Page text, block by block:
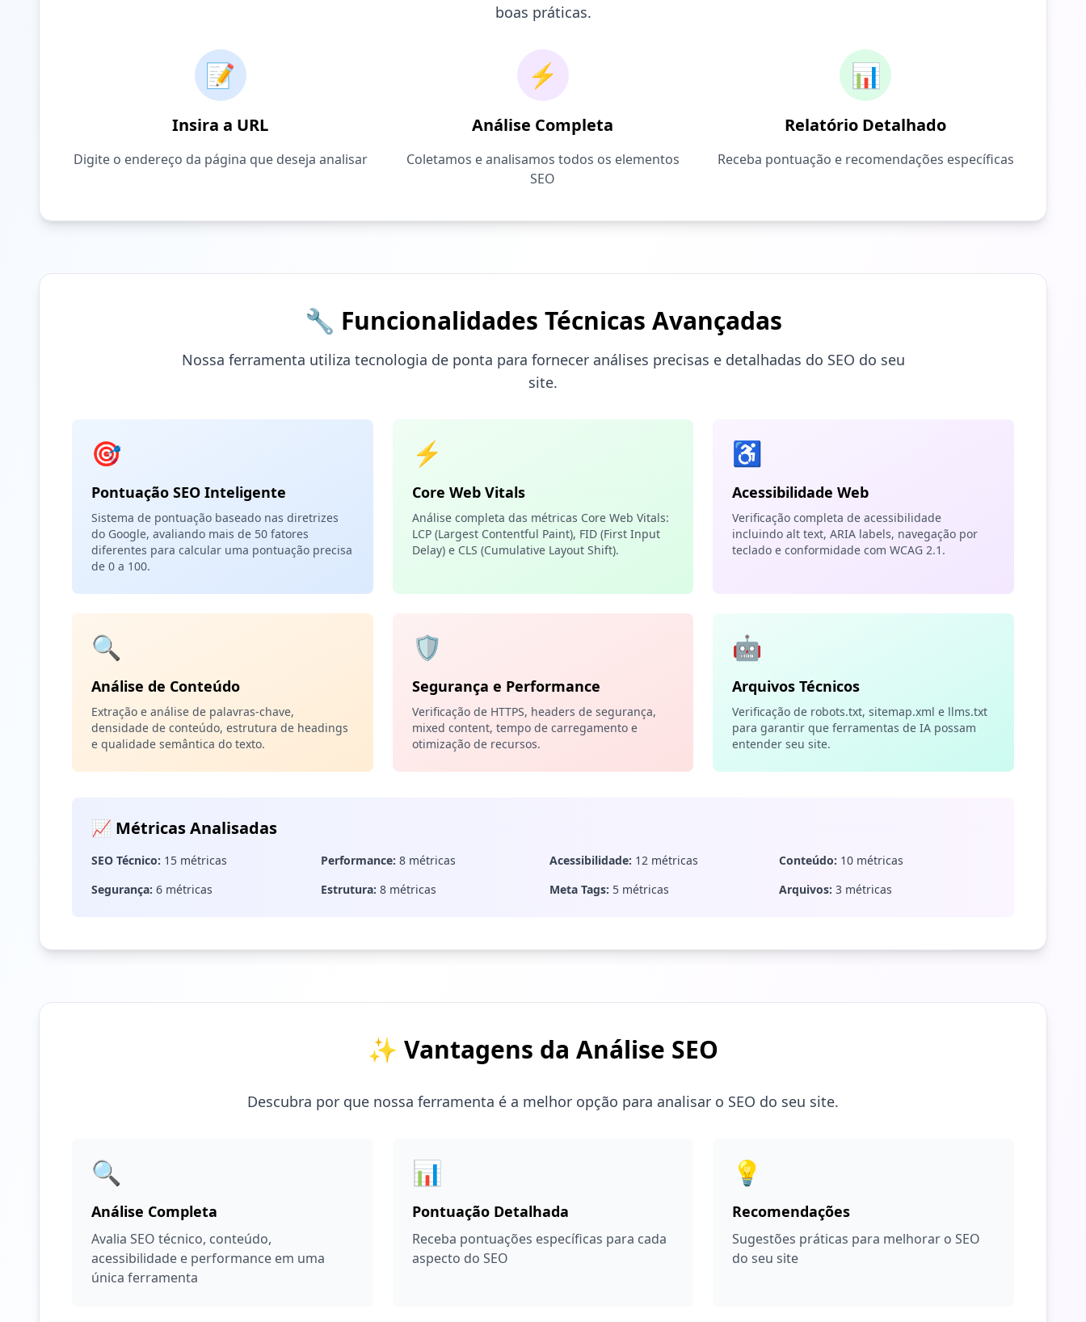
boas práticas.
📝
Insira a URL
Digite o endereço da página que deseja analisar
⚡
Análise Completa
Coletamos e analisamos todos os elementos
SEO
📊
Relatório Detalhado
Receba pontuação e recomendações específicas
🔧 Funcionalidades Técnicas Avançadas
Nossa ferramenta utiliza tecnologia de ponta para fornecer análises precisas e detalhadas do SEO do seu
site.
🎯
Pontuação SEO Inteligente
Sistema de pontuação baseado nas diretrizes
do Google, avaliando mais de 50 fatores
diferentes para calcular uma pontuação precisa
de 0 a 100.
⚡
Core Web Vitals
Análise completa das métricas Core Web Vitals:
LCP (Largest Contentful Paint), FID (First Input
Delay) e CLS (Cumulative Layout Shift).
♿
Acessibilidade Web
Verificação completa de acessibilidade
incluindo alt text, ARIA labels, navegação por
teclado e conformidade com WCAG 2.1.
🔍
Análise de Conteúdo
Extração e análise de palavras-chave,
densidade de conteúdo, estrutura de headings
e qualidade semântica do texto.
🛡️
Segurança e Performance
Verificação de HTTPS, headers de segurança,
mixed content, tempo de carregamento e
otimização de recursos.
🤖
Arquivos Técnicos
Verificação de robots.txt, sitemap.xml e llms.txt
para garantir que ferramentas de IA possam
entender seu site.
📈 Métricas Analisadas
SEO Técnico: 15 métricas Performance: 8 métricas Acessibilidade: 12 métricas Conteúdo: 10 métricas
Segurança: 6 métricas Estrutura: 8 métricas Meta Tags: 5 métricas Arquivos: 3 métricas
✨ Vantagens da Análise SEO
Descubra por que nossa ferramenta é a melhor opção para analisar o SEO do seu site.
🔍
Análise Completa
Avalia SEO técnico, conteúdo,
acessibilidade e performance em uma
única ferramenta
📊
Pontuação Detalhada
Receba pontuações específicas para cada
aspecto do SEO
💡
Recomendações
Sugestões práticas para melhorar o SEO
do seu site